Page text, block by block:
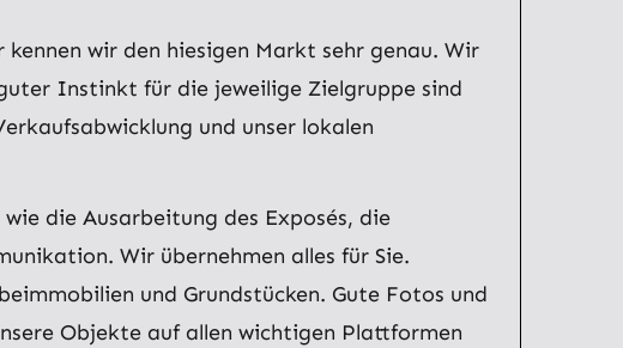
wir den hiesigen Markt sehr genau. Wir
Instinkt für die jeweilige Zielgruppe sind
und unser lokalen
die Ausarbeitung des Exposés, die
Wir übernehmen alles für Sie.
und Grundstücken. Gute Fotos und
Objekte auf allen wichtigen Plattformen